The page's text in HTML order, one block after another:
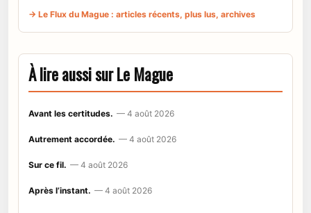
→ Le Flux du Mague : articles récents, plus lus, archives
À lire aussi sur Le Mague
Avant les certitudes. — 4 août 2026
Autrement accordée. — 4 août 2026
Sur ce fil. — 4 août 2026
Après l’instant. — 4 août 2026